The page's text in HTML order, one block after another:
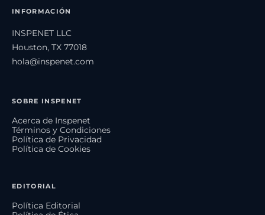
INFORMACIÓN
INSPENET LLC
Houston, TX 77018
hola@inspenet.com
SOBRE INSPENET
Acerca de Inspenet
Términos y Condiciones
Política de Privacidad
Política de Cookies
EDITORIAL
Política Editorial